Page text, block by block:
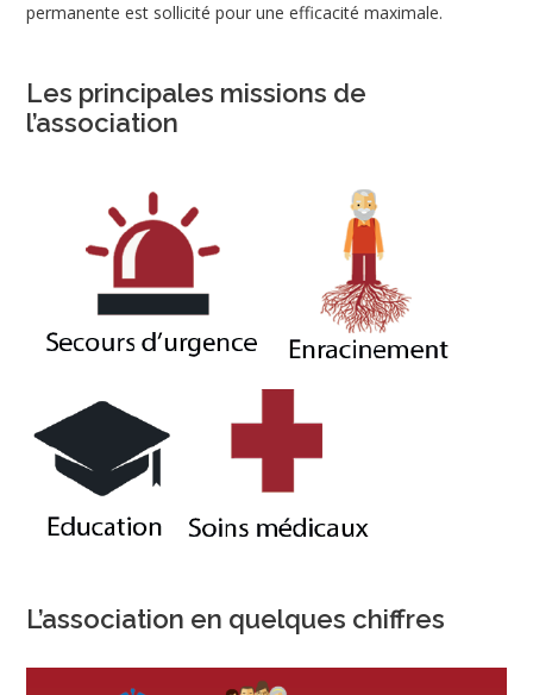
permanente est sollicité pour une efficacité maximale.
Les principales missions de
l’association
L’association en quelques chiffres